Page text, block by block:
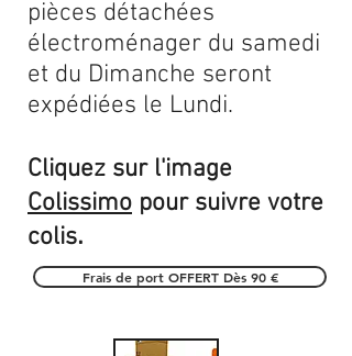
pièces détachées
électroménager du samedi
et du Dimanche seront
expédiées le Lundi.
Cliquez sur l'image
Colissimo pour suivre votre
colis.
Frais de port OFFERT Dès 90 €